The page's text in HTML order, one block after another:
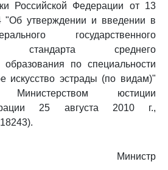
Российской Федерации от 13
"Об утверждении и введении в
государственного
стандарта среднего
образования по специальности
искусство эстрады (по видам)"
Министерством юстиции
25 августа 2010 г.,
Министр